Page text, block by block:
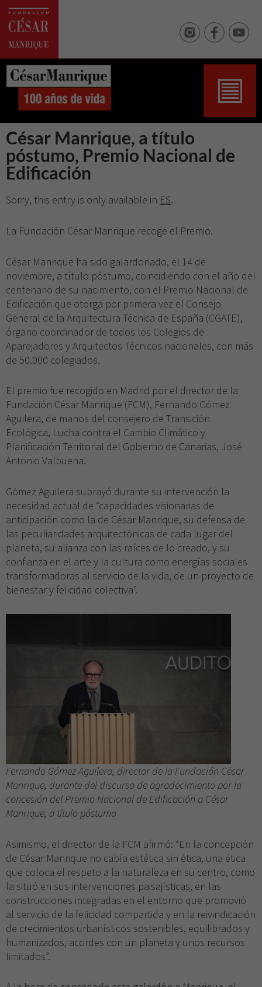
César Manrique, a título
póstumo, Premio Nacional de
Edificación
Sorry, this entry is only available in ES.
La Fundación César Manrique recoge el Premio.
César Manrique ha sido galardonado, el 14 de
noviembre, a título póstumo, coincidiendo con el año del
centenario de su nacimiento, con el Premio Nacional de
Edificación que otorga por primera vez el Consejo
General de la Arquitectura Técnica de España (CGATE),
órgano coordinador de todos los Colegios de
Aparejadores y Arquitectos Técnicos nacionales, con más
de 50.000 colegiados.
El premio fue recogido en Madrid por el director de la
Fundación César Manrique (FCM), Fernando Gómez
Aguilera, de manos del consejero de Transición
Ecológica, Lucha contra el Cambio Climático y
Planificación Territorial del Gobierno de Canarias, José
Antonio Valbuena.
Gómez Aguilera subrayó durante su intervención la
necesidad actual de “capacidades visionarias de
anticipación como la de César Manrique, su defensa de
las peculiaridades arquitectónicas de cada lugar del
planeta, su alianza con las raíces de lo creado, y su
confianza en el arte y la cultura como energías sociales
transformadoras al servicio de la vida, de un proyecto de
bienestar y felicidad colectiva”.
Fernando Gómez Aguilera, director de la Fundación César
Manrique, durante del discurso de agradecimiento por la
concesión del Premio Nacional de Edificación a César
Manrique, a título póstumo
Asimismo, el director de la FCM afirmó: “En la concepción
de César Manrique no cabía estética sin ética, una ética
que coloca el respeto a la naturaleza en su centro, como
la situó en sus intervenciones paisajísticas, en las
construcciones integradas en el entorno que promovió
al servicio de la felicidad compartida y en la reivindicación
de crecimientos urbanísticos sostenibles, equilibrados y
humanizados, acordes con un planeta y unos recursos
limitados”.